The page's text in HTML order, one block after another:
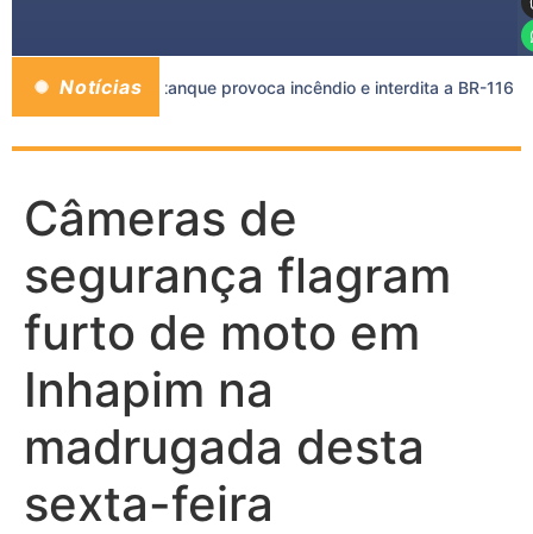
Notícias
e caminhão-tanque provoca incêndio e interdita a BR-116
Câmeras de
segurança flagram
furto de moto em
Inhapim na
madrugada desta
sexta-feira